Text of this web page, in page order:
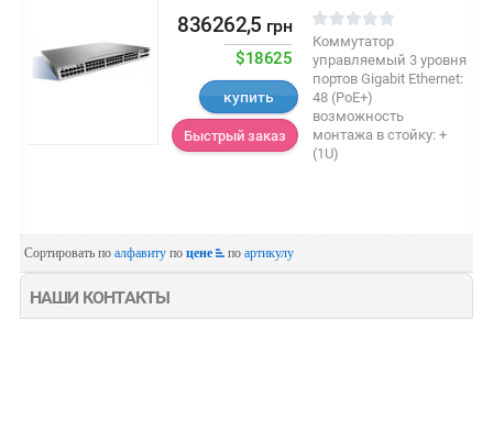
836262,5 грн
$18625
купить
Быстрый заказ
Коммутатор
управляемый 3 уровня
портов Gigabit Ethernet:
48 (PoE+)
возможность
монтажа в стойку: +
(1U)
Сортировать поалфавиту поцене поартикулу
НАШИ КОНТАКТЫ